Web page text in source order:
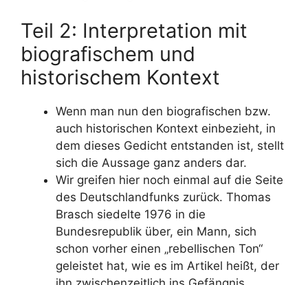
Teil 2: Interpretation mit
biografischem und
historischem Kontext
Wenn man nun den biografischen bzw.
auch historischen Kontext einbezieht, in
dem dieses Gedicht entstanden ist, stellt
sich die Aussage ganz anders dar.
Wir greifen hier noch einmal auf die Seite
des Deutschlandfunks zurück. Thomas
Brasch siedelte 1976 in die
Bundesrepublik über, ein Mann, sich
schon vorher einen „rebellischen Ton“
geleistet hat, wie es im Artikel heißt, der